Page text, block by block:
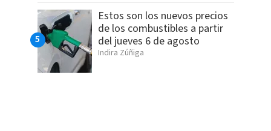
Estos son los nuevos precios
de los combustibles a partir
del jueves 6 de agosto
Indira Zúñiga